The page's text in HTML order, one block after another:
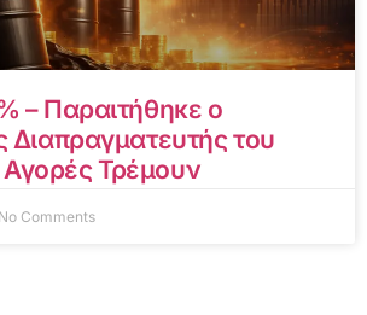
– Παραιτήθηκε ο
Διαπραγματευτής του
Αγορές Τρέμουν
No Comments